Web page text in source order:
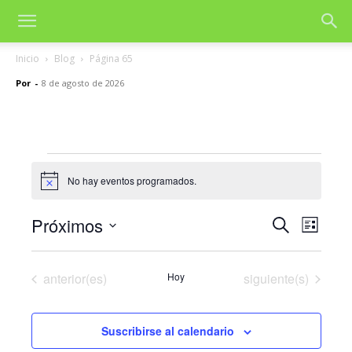
Inicio Blog Página 65
Por - 8 de agosto de 2026
Eventos
Aviso No hay eventos programados.
de
y
Buscar
de
Lista
Próximos
fecha.
Eventos
anterior(es) Hoy Eventos
siguiente(s)
Suscribirse al calendario